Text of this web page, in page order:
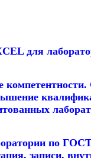
для
по
записи,